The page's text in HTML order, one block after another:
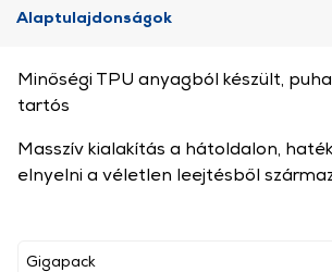
Alaptulajdonságok
Gigapack
Minőségi TPU anyagból készült,
tartós
Masszív kialakítás a hátoldalon,
elnyelni a véletlen leejtésből